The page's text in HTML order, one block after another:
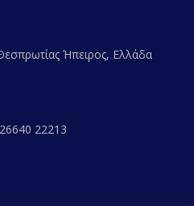
Ήπειρος, Ελλάδα
22213